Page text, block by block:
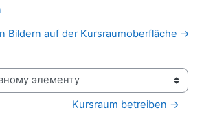
Bildern auf der Kursraumoberfläche →
элементу
Kursraum betreiben →